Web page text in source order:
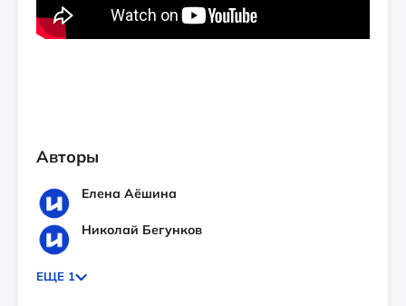
Авторы
Елена Аёшина
Николай Бегунков
ЕЩЕ 1